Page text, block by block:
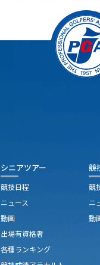
シニアツアー
競技日程
ニュース
動画
出場有資格者
各種ランキング
競
競
ニ
動